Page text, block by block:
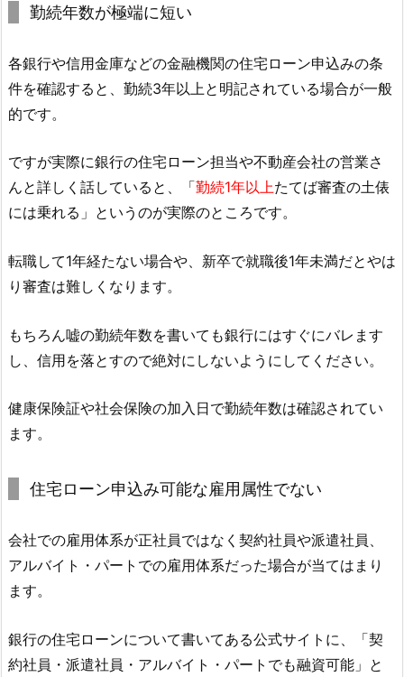
勤続年数が極端に短い
各銀行や信用金庫などの金融機関の住宅ローン申込みの条
件を確認すると、勤続3年以上と明記されている場合が一般
的です。
ですが実際に銀行の住宅ローン担当や不動産会社の営業さ
んと詳しく話していると、「勤続1年以上たてば審査の土俵
には乗れる」というのが実際のところです。
転職して1年経たない場合や、新卒で就職後1年未満だとやは
り審査は難しくなります。
もちろん嘘の勤続年数を書いても銀行にはすぐにバレます
し、信用を落とすので絶対にしないようにしてください。
健康保険証や社会保険の加入日で勤続年数は確認されてい
ます。
住宅ローン申込み可能な雇用属性でない
会社での雇用体系が正社員ではなく契約社員や派遣社員、
アルバイト・パートでの雇用体系だった場合が当てはまり
ます。
銀行の住宅ローンについて書いてある公式サイトに、「契
約社員・派遣社員・アルバイト・パートでも融資可能」と